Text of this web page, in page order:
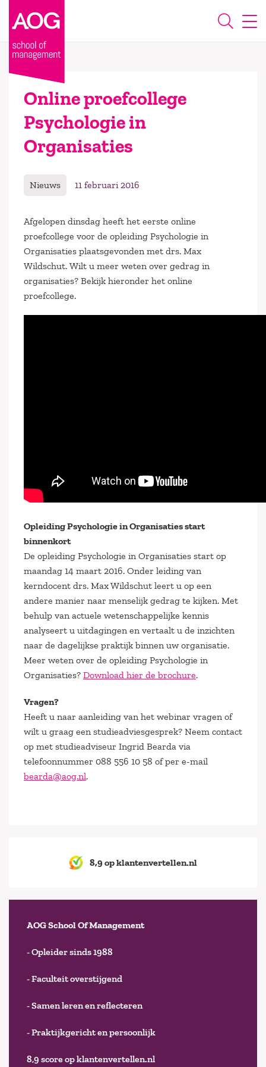
Online proefcollege
Psychologie in
Organisaties
Nieuws 11 februari 2016
Afgelopen dinsdag heeft het eerste online
proefcollege voor de opleiding Psychologie in
Organisaties plaatsgevonden met drs. Max
Wildschut. Wilt u meer weten over gedrag in
organisaties? Bekijk hieronder het online
proefcollege.
Opleiding Psychologie in Organisaties start
binnenkort
De opleiding Psychologie in Organisaties start op
maandag 14 maart 2016. Onder leiding van
kerndocent drs. Max Wildschut leert u op een
andere manier naar menselijk gedrag te kijken. Met
behulp van actuele wetenschappelijke kennis
analyseert u uitdagingen en vertaalt u de inzichten
naar de dagelijkse praktijk binnen uw organisatie.
Meer weten over de opleiding Psychologie in
Organisaties? Download hier de brochure.
Vragen?
Heeft u naar aanleiding van het webinar vragen of
wilt u graag een studieadviesgesprek? Neem contact
op met studieadviseur Ingrid Bearda via
telefoonnummer 088 556 10 58 of per e-mail
bearda@aog.nl.
8,9 op klantenvertellen.nl
AOG School Of Management
- Opleider sinds 1988
- Faculteit overstijgend
- Samen leren en reflecteren
- Praktijkgericht en persoonlijk
8,9 score op klantenvertellen.nl